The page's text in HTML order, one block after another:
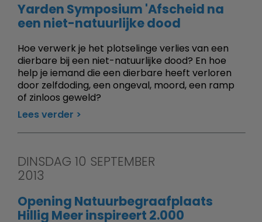
Yarden Symposium 'Afscheid na
een niet-natuurlijke dood
Hoe verwerk je het plotselinge verlies van een
dierbare bij een niet-natuurlijke dood? En hoe
help je iemand die een dierbare heeft verloren
door zelfdoding, een ongeval, moord, een ramp
of zinloos geweld?
Lees verder
DINSDAG 10 SEPTEMBER
2013
Opening Natuurbegraafplaats
Hillig Meer inspireert 2.000